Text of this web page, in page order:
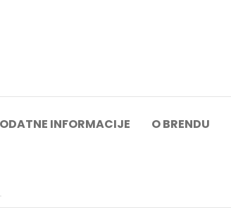
INFORMACIJE O BRENDU